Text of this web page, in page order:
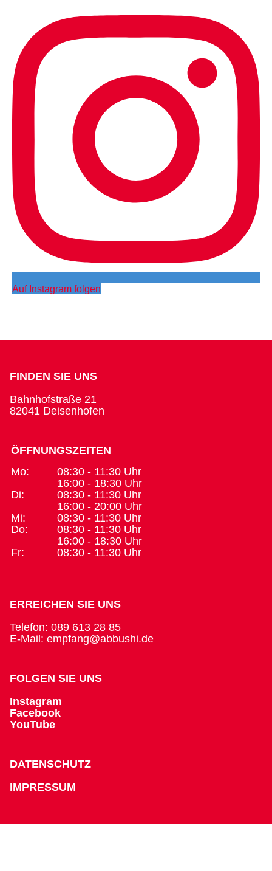
Auf Instagram folgen
FINDEN SIE UNS
Bahnhofstraße 21
82041 Deisenhofen
ÖFFNUNGSZEITEN
Mo:
Di:
Mi:
Do:
Fr:
08:30 - 11:30 Uhr
16:00 - 18:30 Uhr
08:30 - 11:30 Uhr
16:00 - 20:00 Uhr
08:30 - 11:30 Uhr
08:30 - 11:30 Uhr
16:00 - 18:30 Uhr
08:30 - 11:30 Uhr
ERREICHEN SIE UNS
Telefon: 089 613 28 85
E-Mail: empfang@abbushi.de
FOLGEN SIE UNS
Instagram
Facebook
YouTube
DATENSCHUTZ
IMPRESSUM